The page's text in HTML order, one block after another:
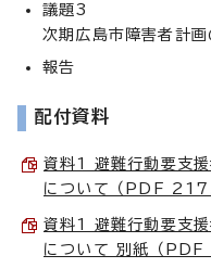
議題3
次期広島市障害者計
報告
配付資料
資料1 避難行動要支
について （PDF
資料1 避難行動要支
について 別紙 （